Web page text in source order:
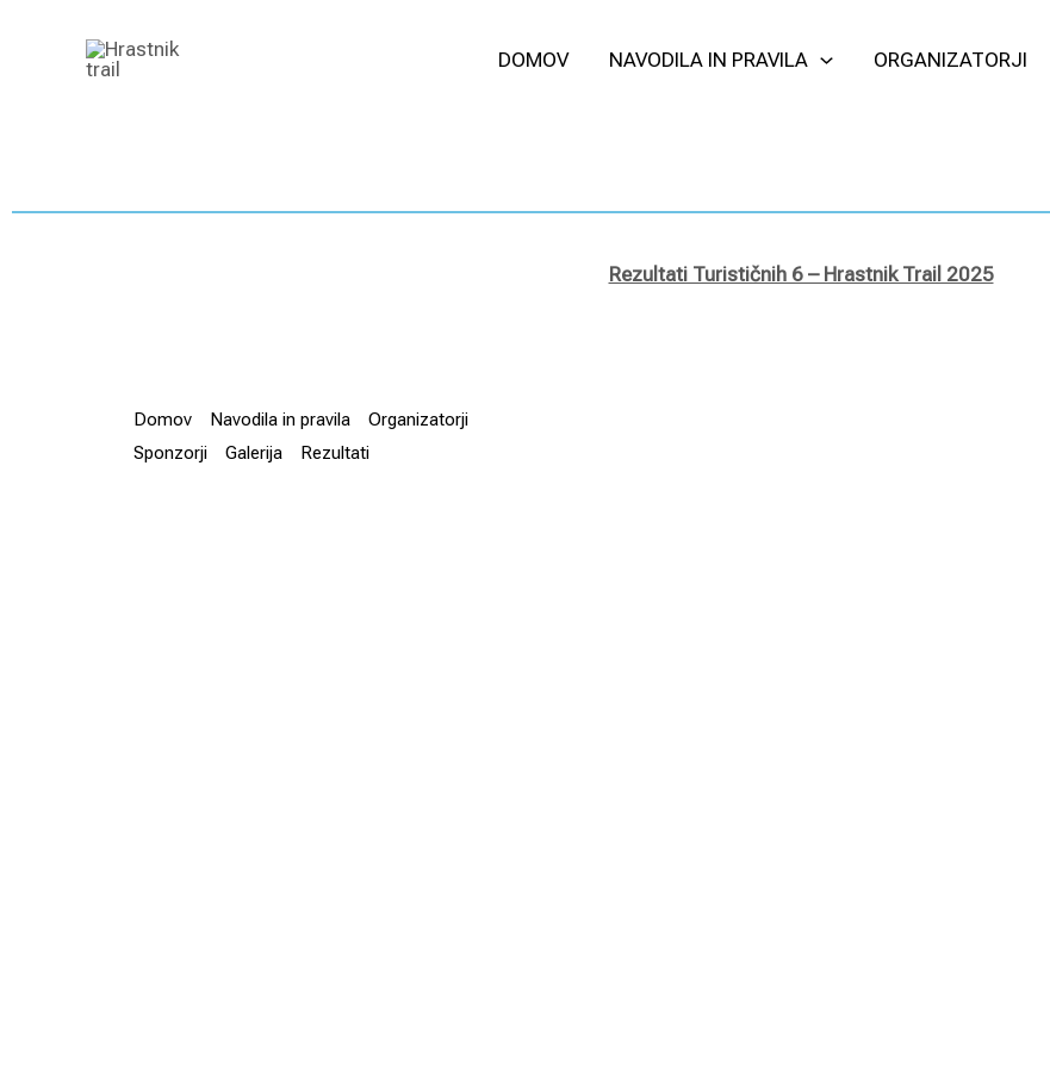
DOMOV NAVODILA IN PRAVILA ORGANIZATORJI
Rezultati Turističnih 6 – Hrastnik Trail 2025
Domov Navodila in pravila
Organizatorji
Sponzorji
Galerija Rezultati